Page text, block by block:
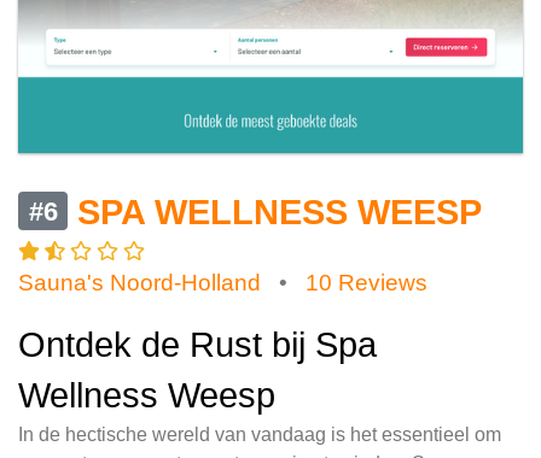
#6 SPA WELLNESS WEESP
Sauna's Noord-Holland • 10 Reviews
Ontdek de Rust bij Spa
Wellness Weesp
In de hectische wereld van vandaag is het essentieel om